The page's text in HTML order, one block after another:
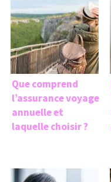
Que comprend
l’assurance voyage
annuelle et
laquelle choisir ?